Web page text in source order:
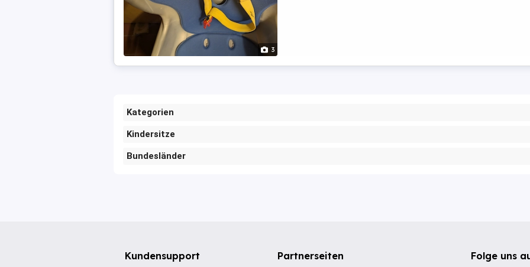
3
Kategorien
Kindersitze
Bundesländer
Folge uns
Kundensupport Partnerseiten